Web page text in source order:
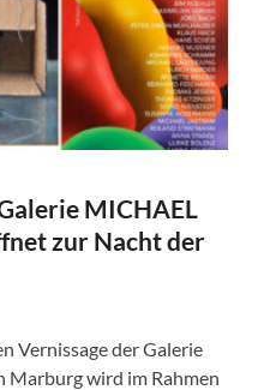
MICHAEL
zur Nacht der
Vernissage der Galerie
Marburg wird im Rahmen